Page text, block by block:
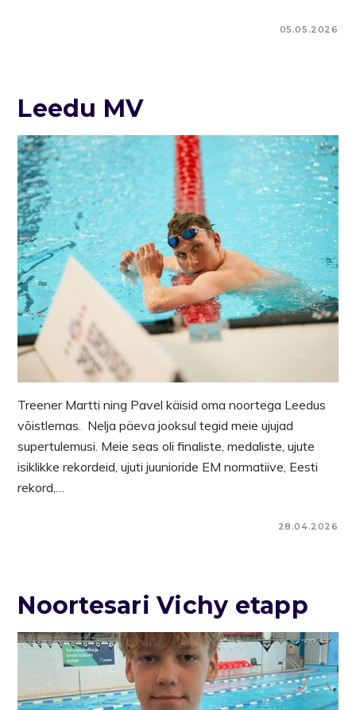
05.05.2026
Leedu MV
Treener Martti ning Pavel käisid oma noortega Leedus
võistlemas. Nelja päeva jooksul tegid meie ujujad
supertulemusi. Meie seas oli finaliste, medaliste, ujute
isiklikke rekordeid, ujuti juunioride EM normatiive, Eesti
rekord,…
28.04.2026
Noortesari Vichy etapp